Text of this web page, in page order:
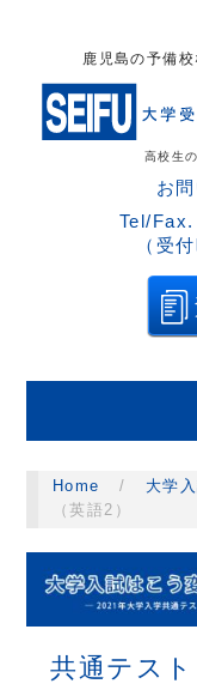
鹿児島の予備
高校生
お
Tel/Fax.
（受
Home / 大学
（英語2）
共通テスト